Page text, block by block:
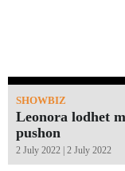
SHOWBIZ
Leonora lodhet
pushon
2 July 2022 | 2 July 2022